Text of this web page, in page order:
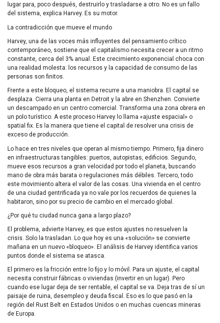
lugar para, poco después, destruirlo y trasladarse a otro. No es un fallo
del sistema, explica Harvey. Es su motor.
La contradicción que mueve el mundo
Harvey, una de las voces más influyentes del pensamiento crítico
contemporáneo, sostiene que el capitalismo necesita crecer a un ritmo
constante, cerca del 3% anual. Este crecimiento exponencial choca con
una realidad molesta: los recursos y la capacidad de consumo de las
personas son finitos.
Frente a este bloqueo, el sistema recurre a una maniobra. El capital se
desplaza. Cierra una planta en Detroit y la abre en Shenzhen. Convierte
un descampado en un centro comercial. Transforma una zona obrera en
un polo turístico. A este proceso Harvey lo llama «ajuste espacial» o
spatial fix. Es la manera que tiene el capital de resolver una crisis de
exceso de producción.
Lo hace en tres niveles que operan al mismo tiempo. Primero, fija dinero
en infraestructuras tangibles: puertos, autopistas, edificios. Segundo,
mueve esos recursos a gran velocidad por todo el planeta, buscando
mano de obra más barata o regulaciones más débiles. Tercero, todo
este movimiento altera el valor de las cosas. Una vivienda en el centro
de una ciudad gentrificada ya no vale por los recuerdos de quienes la
habitaron, sino por su precio de cambio en el mercado global.
¿Por qué tu ciudad nunca gana a largo plazo?
El problema, advierte Harvey, es que estos ajustes no resuelven la
crisis. Solo la trasladan. Lo que hoy es una «solución» se convierte
mañana en un nuevo «bloqueo». El análisis de Harvey identifica varios
puntos donde el sistema se atasca.
El primero es la fricción entre lo fijo y lo móvil. Para un ajuste, el capital
necesita construir fábricas o viviendas (invertir en un lugar). Pero
cuando ese lugar deja de ser rentable, el capital se va. Deja tras de sí un
paisaje de ruina, desempleo y deuda fiscal. Eso es lo que pasó en la
región del Rust Belt en Estados Unidos o en muchas cuencas mineras
de Europa.